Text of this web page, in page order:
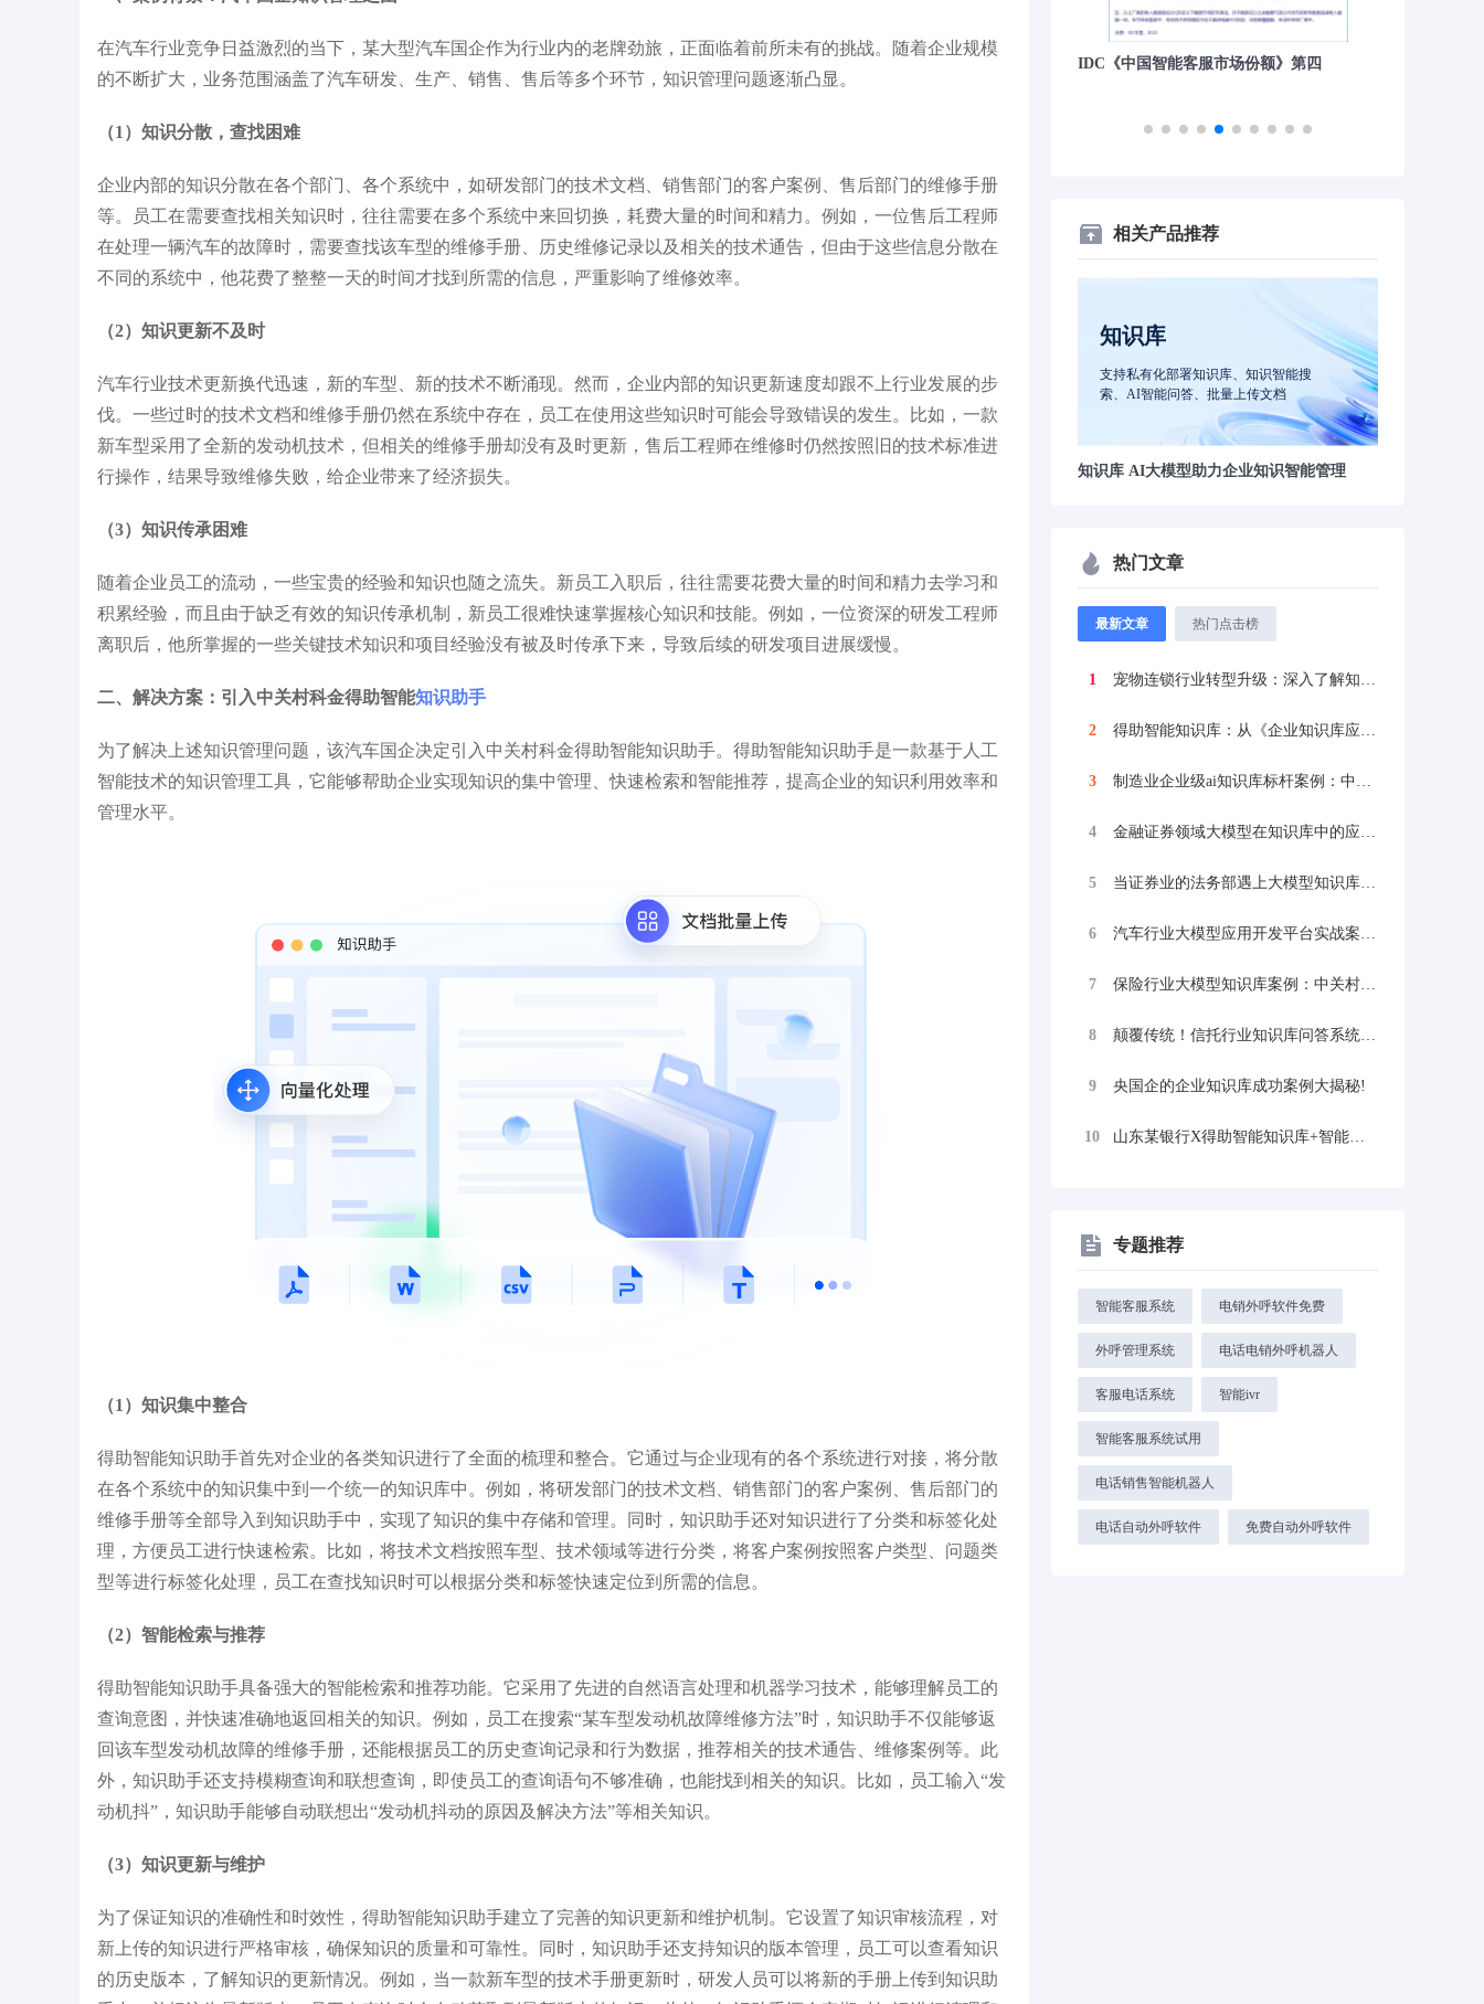
在汽车行业竞争日益激烈的当下，某大型汽车国企作为行业内的老牌劲旅，正面临着前所未有的挑战。随着企业规模
的不断扩大，业务范围涵盖了汽车研发、生产、销售、售后等多个环节，知识管理问题逐渐凸显。
（1）知识分散，查找困难
企业内部的知识分散在各个部门、各个系统中，如研发部门的技术文档、销售部门的客户案例、售后部门的维修手册
等。员工在需要查找相关知识时，往往需要在多个系统中来回切换，耗费大量的时间和精力。例如，一位售后工程师
在处理一辆汽车的故障时，需要查找该车型的维修手册、历史维修记录以及相关的技术通告，但由于这些信息分散在
不同的系统中，他花费了整整一天的时间才找到所需的信息，严重影响了维修效率。
（2）知识更新不及时
汽车行业技术更新换代迅速，新的车型、新的技术不断涌现。然而，企业内部的知识更新速度却跟不上行业发展的步
伐。一些过时的技术文档和维修手册仍然在系统中存在，员工在使用这些知识时可能会导致错误的发生。比如，一款
新车型采用了全新的发动机技术，但相关的维修手册却没有及时更新，售后工程师在维修时仍然按照旧的技术标准进
行操作，结果导致维修失败，给企业带来了经济损失。
（3）知识传承困难
随着企业员工的流动，一些宝贵的经验和知识也随之流失。新员工入职后，往往需要花费大量的时间和精力去学习和
积累经验，而且由于缺乏有效的知识传承机制，新员工很难快速掌握核心知识和技能。例如，一位资深的研发工程师
离职后，他所掌握的一些关键技术知识和项目经验没有被及时传承下来，导致后续的研发项目进展缓慢。
二、解决方案：引入中关村科金得助智能知识助手
为了解决上述知识管理问题，该汽车国企决定引入中关村科金得助智能知识助手。得助智能知识助手是一款基于人工
智能技术的知识管理工具，它能够帮助企业实现知识的集中管理、快速检索和智能推荐，提高企业的知识利用效率和
管理水平。
（1）知识集中整合
得助智能知识助手首先对企业的各类知识进行了全面的梳理和整合。它通过与企业现有的各个系统进行对接，将分散
在各个系统中的知识集中到一个统一的知识库中。例如，将研发部门的技术文档、销售部门的客户案例、售后部门的
维修手册等全部导入到知识助手中，实现了知识的集中存储和管理。同时，知识助手还对知识进行了分类和标签化处
理，方便员工进行快速检索。比如，将技术文档按照车型、技术领域等进行分类，将客户案例按照客户类型、问题类
型等进行标签化处理，员工在查找知识时可以根据分类和标签快速定位到所需的信息。
（2）智能检索与推荐
得助智能知识助手具备强大的智能检索和推荐功能。它采用了先进的自然语言处理和机器学习技术，能够理解员工的
查询意图，并快速准确地返回相关的知识。例如，员工在搜索“某车型发动机故障维修方法”时，知识助手不仅能够返
回该车型发动机故障的维修手册，还能根据员工的历史查询记录和行为数据，推荐相关的技术通告、维修案例等。此
外，知识助手还支持模糊查询和联想查询，即使员工的查询语句不够准确，也能找到相关的知识。比如，员工输入“发
动机抖”，知识助手能够自动联想出“发动机抖动的原因及解决方法”等相关知识。
（3）知识更新与维护
为了保证知识的准确性和时效性，得助智能知识助手建立了完善的知识更新和维护机制。它设置了知识审核流程，对
新上传的知识进行严格审核，确保知识的质量和可靠性。同时，知识助手还支持知识的版本管理，员工可以查看知识
的历史版本，了解知识的更新情况。例如，当一款新车型的技术手册更新时，研发人员可以将新的手册上传到知识助
估》领导者
沙丘社区《2024中国大模型先锋案例
相关产品推荐
知识库
支持私有化部署知识库、知识智能搜
索、AI智能问答、批量上传文档
知识库 AI大模型助力企业知识智能管理
热门文章
最新文章 热门点击榜
1 宠物连锁行业转型升级：深入了解知识库集成...
2 得助智能知识库：从《企业知识库应用案例》...
3 制造业企业级ai知识库标杆案例：中国船舶...
4 金融证券领域大模型在知识库中的应用：中信...
5 当证券业的法务部遇上大模型知识库 查询速...
6 汽车行业大模型应用开发平台实战案例：从知...
7 保险行业大模型知识库案例：中关村科金得助...
8 颠覆传统！信托行业知识库问答系统案例，中...
9 央国企的企业知识库成功案例大揭秘!
10 山东某银行X得助智能知识库+智能问数构建...
专题推荐
智能客服系统 电销外呼软件免费
外呼管理系统 电话电销外呼机器人
客服电话系统 智能ivr
智能客服系统试用
电话销售智能机器人
电话自动外呼软件 免费自动外呼软件